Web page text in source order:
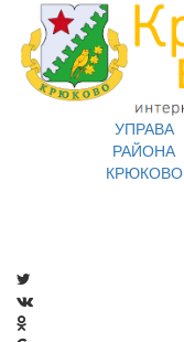
УПРАВА
РАЙОНА
КРЮКОВО